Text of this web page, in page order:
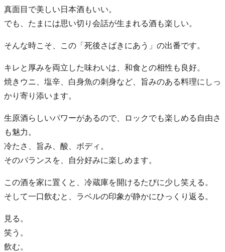
真面目で美しい日本酒もいい。
でも、たまには思い切り会話が生まれる酒も楽しい。
そんな時こそ、この「死後さばきにあう」の出番です。
キレと厚みを両立した味わいは、和食との相性も良好。
焼きウニ、塩辛、白身魚の刺身など、旨みのある料理にしっ
かり寄り添います。
生原酒らしいパワーがあるので、ロックでも楽しめる自由さ
も魅力。
冷たさ、旨み、酸、ボディ。
そのバランスを、自分好みに楽しめます。
この酒を家に置くと、冷蔵庫を開けるたびに少し笑える。
そして一口飲むと、ラベルの印象が静かにひっくり返る。
見る。
笑う。
飲む。